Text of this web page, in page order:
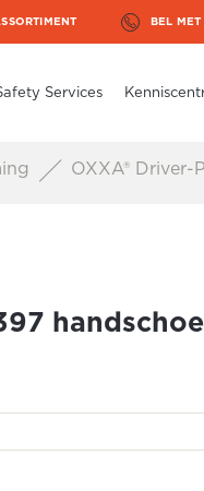
BEL
Services
OXXA® Driver-